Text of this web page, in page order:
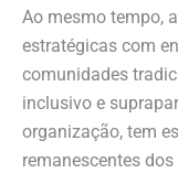
Ao mesmo tempo,
estratégicas com
comunidades
inclusivo e
organização, tem
remanescentes